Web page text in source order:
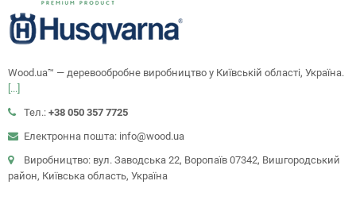
Wood.ua™ — деревообробне виробництво у Київській області, Україна.
[...]
Тел.: +38 050 357 7725
Електронна пошта: info@wood.ua
Виробництво: вул. Заводська 22, Воропаїв 07342, Вишгородський
район, Київська область, Україна